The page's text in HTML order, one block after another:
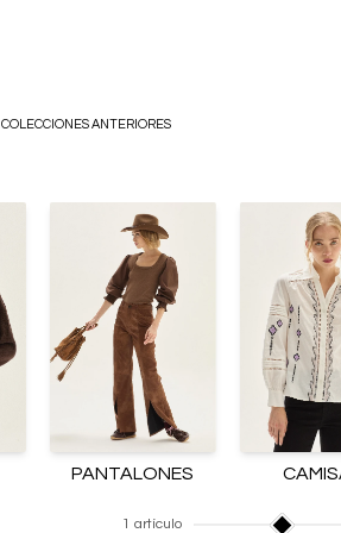
COLECCIONES ANTERIORES
PANTALONES
1 artículo